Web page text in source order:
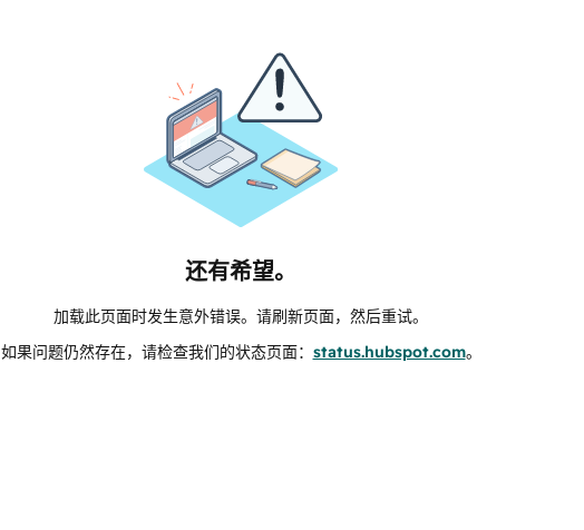
还有希望。
加载此页面时发生意外错误。请刷新页面，然后重试。
如果问题仍然存在，请检查我们的状态页面： status.hubspot.com。